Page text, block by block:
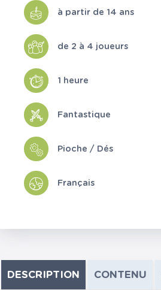
à partir de 14 ans
de 2 à 4 joueurs
1 heure
Fantastique
Pioche / Dés
Français
DESCRIPTION CONTENU